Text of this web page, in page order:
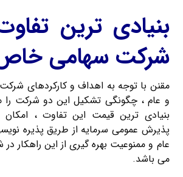
بنیادی ترین
شرکت سهامی
مقنن با توجه به اهداف و کارکردهای
و عام ، چگونگی تشکیل این دو شرکت
بنیادی ترین قیمت این تفاوت ،
پذیرش عمومی سرمایه از طریق پذیره
عام و ممنوعیت بهره گیری از این
می باشد.